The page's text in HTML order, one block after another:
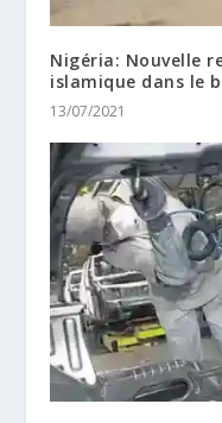
Nigéria: Nouvelle
islamique dans le
13/07/2021